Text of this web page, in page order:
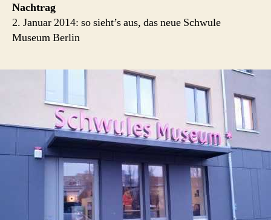
Nachtrag
2. Januar 2014: so sieht’s aus, das neue Schwule
Museum Berlin